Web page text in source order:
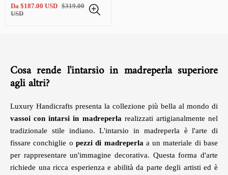
Prezzo
di
Da $187.00 USD Prezzo
$319.00
USD
Cosa rende l'intarsio in madreperla superiore
agli altri?
Luxury Handicrafts presenta la collezione più bella al mondo di
vassoi con intarsi in madreperla realizzati artigianalmente nel
tradizionale stile indiano. L'intarsio in madreperla è l'arte di
fissare conchiglie o pezzi di madreperla a un materiale di base
per rappresentare un'immagine decorativa. Questa forma d'arte
richiede una ricca esperienza e abilità da parte degli artisti ed è